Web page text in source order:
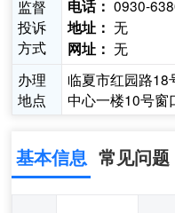
监督
投诉
方式
电话： 0930-
地址： 无
网址： 无
办理
地点
临夏市红园路18
中心一楼10号窗
基本信息 常见问题